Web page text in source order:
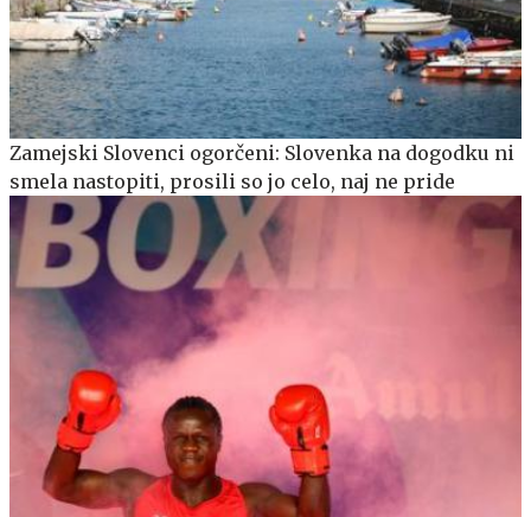
Zamejski Slovenci ogorčeni: Slovenka na dogodku ni
smela nastopiti, prosili so jo celo, naj ne pride